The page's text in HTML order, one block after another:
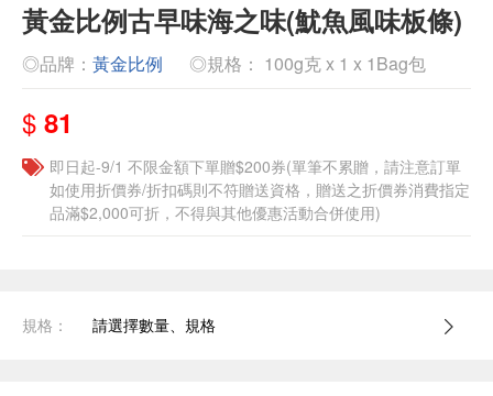
黃金比例古早味海之味(魷魚風味板條)
◎品牌： 黃金比例 ◎規格： 100g克 x 1 x 1Bag包
$ 81
即日起-9/1 不限金額下單贈$200券(單筆不累贈，請注意訂單
如使用折價券/折扣碼則不符贈送資格，贈送之折價券消費指定
品滿$2,000可折，不得與其他優惠活動合併使用)
規格： 請選擇數量、規格